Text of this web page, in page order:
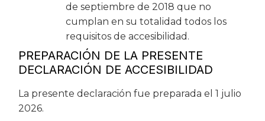
de septiembre de 2018 que no
cumplan en su totalidad todos los
requisitos de accesibilidad.
PREPARACIÓN DE LA PRESENTE
DECLARACIÓN DE ACCESIBILIDAD
La presente declaración fue preparada el 1 julio
2026.